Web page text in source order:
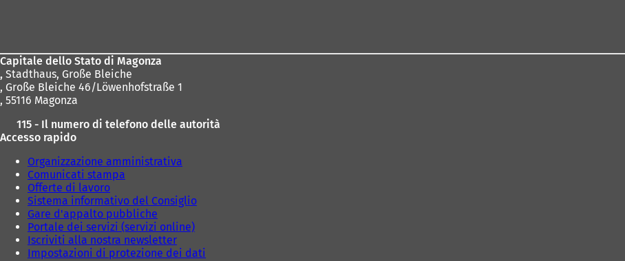
Capitale dello Stato di Magonza
, Stadthaus, Große Bleiche
, Große Bleiche 46/Löwenhofstraße 1
, 55116 Magonza
115 - Il numero di telefono delle autorità
Accesso rapido
Organizzazione amministrativa
Comunicati stampa
Offerte di lavoro
Sistema informativo del Consiglio
Gare d'appalto pubbliche
Portale dei servizi (servizi online)
Iscriviti alla nostra newsletter
Impostazioni di protezione dei dati